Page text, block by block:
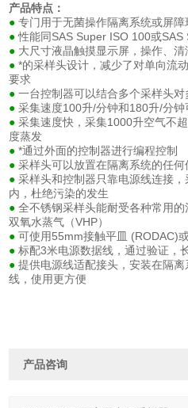
产品特点：
●专门用于无菌操作隔离系统或屏
●性能同SAS Super ISO 100或SAS
● 大尺寸液晶触摸显示屏，操作、清
●*的采样头设计，减少了对单向流
要求
●一台控制器可以结合多个采样头
●采集速度100升/分钟和180升/分钟
●采集速度快，采集1000升空气不
度蒸发
●*通过外面的控制器进行编程控制
●采样头可以放置在隔离系统的任何
●采样头和控制器只靠电源线连接
内，杜绝污染的发生
●全不锈钢采样头能耐受各种常用
双氧水蒸气（VHP）
●可使用55mm接触平皿 (RODAC)
●标配3米电源数据线，通过验证，
●提供电源线适配接头，安装在隔
线，使用更方便
产品咨询